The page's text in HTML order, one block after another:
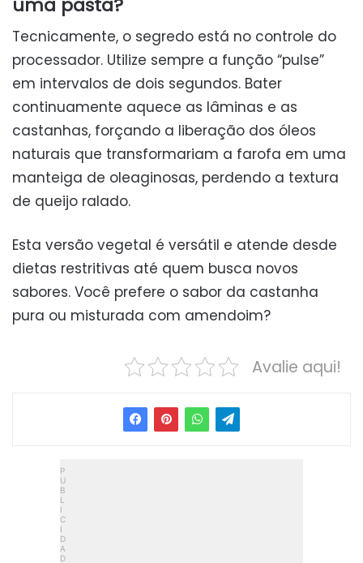
uma pasta?
Tecnicamente, o segredo está no controle do
processador. Utilize sempre a função “pulse”
em intervalos de dois segundos. Bater
continuamente aquece as lâminas e as
castanhas, forçando a liberação dos óleos
naturais que transformariam a farofa em uma
manteiga de oleaginosas, perdendo a textura
de queijo ralado.
Esta versão vegetal é versátil e atende desde
dietas restritivas até quem busca novos
sabores. Você prefere o sabor da castanha
pura ou misturada com amendoim?
Avalie aqui!